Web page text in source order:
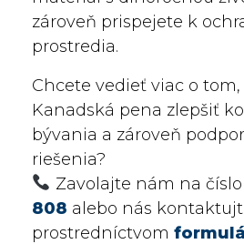
zároveň prispejete k
prostredia.
Chcete vedieť viac o
Kanadská pena zlepšiť
bývania a zároveň
riešenia?
Zavolajte nám na číslo
808 alebo nás
prostredníctvom